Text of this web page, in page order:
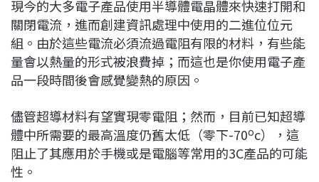
現今的大多電子產品使用半導體電晶體來快速打開和
關閉電流，進而創建資訊處理中使用的二進位位元
組。由於這些電流必須流過電阻有限的材料，有些能
量會以熱量的形式被浪費掉；而這也是你使用電子產
品一段時間後會感覺變熱的原因。
儘管超導材料有望實現零電阻；然而，目前已知超導
體中所需要的最高溫度仍舊太低（零下-70oc），這
阻止了其應用於手機或是電腦等常用的3C產品的可能
性。